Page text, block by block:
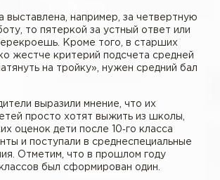
выставлена, например, за четвертную
то пятеркой за устный ответ или
Кроме того, в старших
жестче критерий подсчета средней
на тройку», нужен средний бал
выразили мнение, что их
просто хотят выжить из школы,
оценок дети после 10‑го класса
и поступали в среднеспециальные
Отметим, что в прошлом году
был сформирован один.